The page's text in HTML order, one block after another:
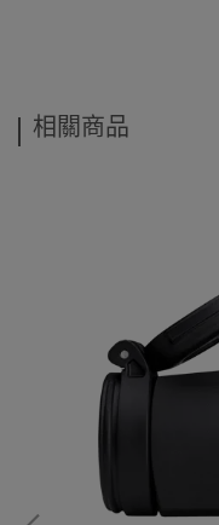
相關商品